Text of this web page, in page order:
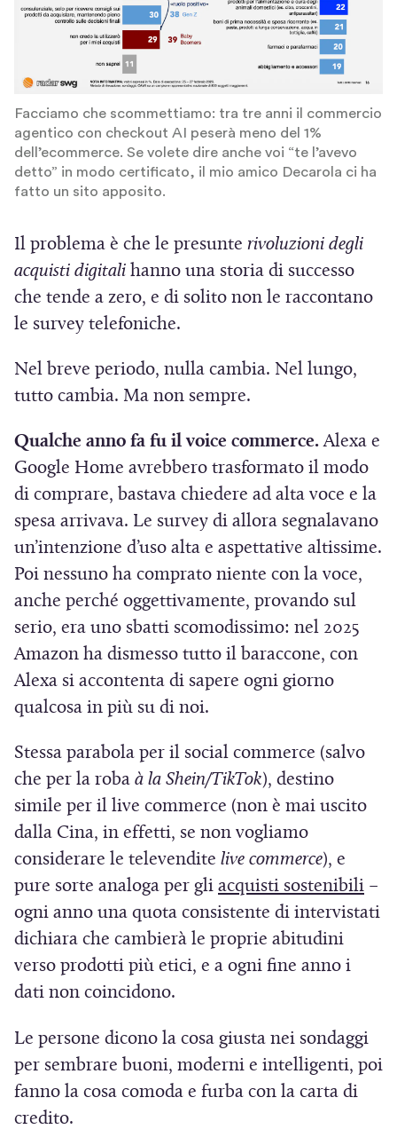
Facciamo che scommettiamo: tra tre anni il commercio
agentico con checkout AI peserà meno del 1%
dell’ecommerce. Se volete dire anche voi “te l’avevo
detto” in modo certificato, il mio amico Decarola ci ha
fatto un sito apposito.
Il problema è che le presunte rivoluzioni degli
acquisti digitali hanno una storia di successo
che tende a zero, e di solito non le raccontano
le survey telefoniche.
Nel breve periodo, nulla cambia. Nel lungo,
tutto cambia. Ma non sempre.
Qualche anno fa fu il voice commerce.Alexa e
Google Home avrebbero trasformato il modo
di comprare, bastava chiedere ad alta voce e la
spesa arrivava. Le survey di allora segnalavano
un’intenzione d’uso alta e aspettative altissime.
Poi nessuno ha comprato niente con la voce,
anche perché oggettivamente, provando sul
serio, era uno sbatti scomodissimo: nel 2025
Amazon ha dismesso tutto il baraccone, con
Alexa si accontenta di sapere ogni giorno
qualcosa in più su di noi.
Stessa parabola per il social commerce (salvo
che per la roba à la Shein/TikTok), destino
simile per il live commerce (non è mai uscito
dalla Cina, in effetti, se non vogliamo
considerare le televendite live commerce), e
pure sorte analoga per gli acquisti sostenibili(
S
e
i
–
ogni anno una quota consistente di intervistati
dichiara che cambierà le proprie abitudini
verso prodotti più etici, e a ogni fine anno i
dati non coincidono.
Le persone dicono la cosa giusta nei sondaggi
per sembrare buoni, moderni e intelligenti, poi
fanno la cosa comoda e furba con la carta di
credito.